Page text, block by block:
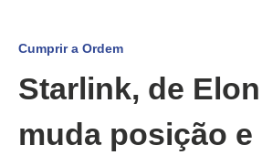
Cumprir a Ordem
Starlink, de
muda posição